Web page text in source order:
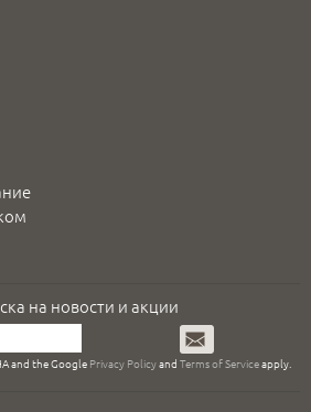
на новости и акции
Подписаться
and the Google Privacy Policyand Terms of Serviceapply.